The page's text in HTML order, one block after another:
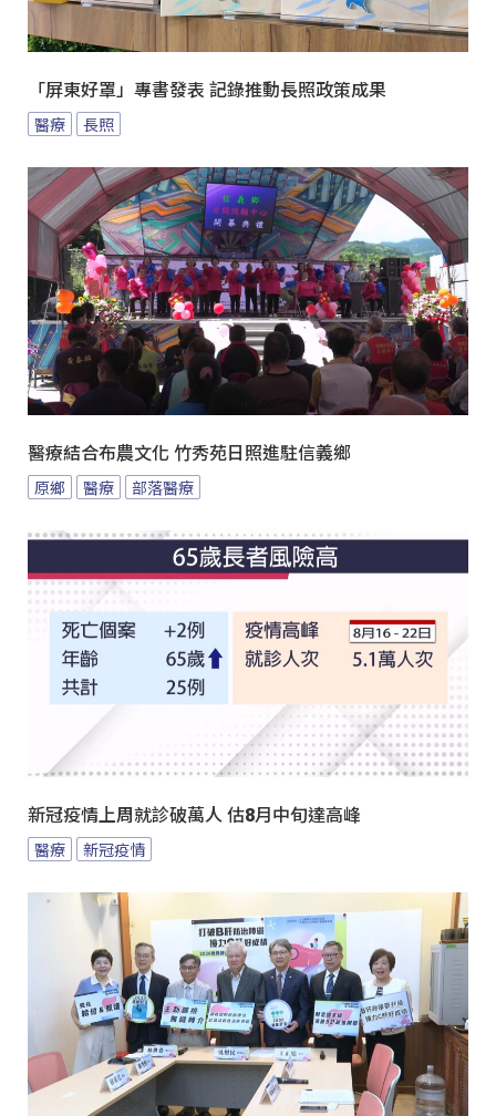
「屏東好罩」專書發表 記錄推動長照政策成果
醫療 長照
醫療結合布農文化 竹秀苑日照進駐信義鄉
原鄉 醫療 部落醫療
新冠疫情上周就診破萬人 估8月中旬達高峰
醫療 新冠疫情